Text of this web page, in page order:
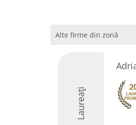
Alte firme din zonă
Laureați